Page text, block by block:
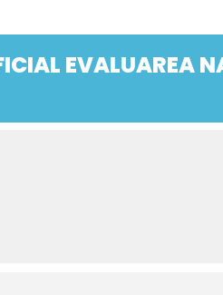
EVALUAREA